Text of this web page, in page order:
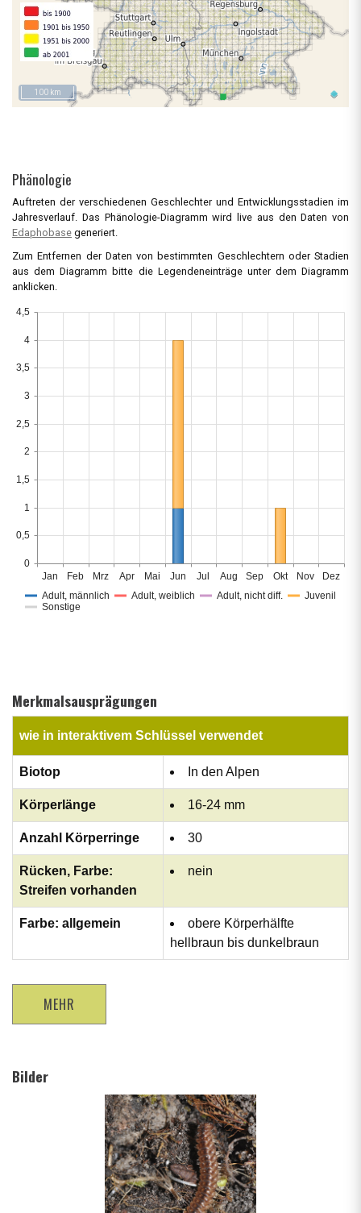
100 km
Phänologie
Auftreten der verschiedenen Geschlechter und Entwicklungsstadien im
Jahresverlauf. Das Phänologie-Diagramm wird live aus den Daten von
Edaphobase generiert.
Zum Entfernen der Daten von bestimmten Geschlechtern oder Stadien
aus dem Diagramm bitte die Legendeneinträge unter dem Diagramm
anklicken.
Jan Feb Mrz Apr Mai Jun Jul Aug Sep Okt Nov Dez
0
0,5
1
1,5
2
2,5
3
3,5
4
4,5
Adult, männlich Adult, weiblich Adult, nicht diff.
Juvenil
Sonstige
Merkmalsausprägungen
wie in interaktivem Schlüssel verwendet
Biotop In den Alpen
Körperlänge 16-24 mm
Anzahl Körperringe 30
Rücken, Farbe:
Streifen vorhanden
nein
Farbe: allgemein
obere Körperhälfte
hellbraun bis dunkelbraun
MEHR
Bilder